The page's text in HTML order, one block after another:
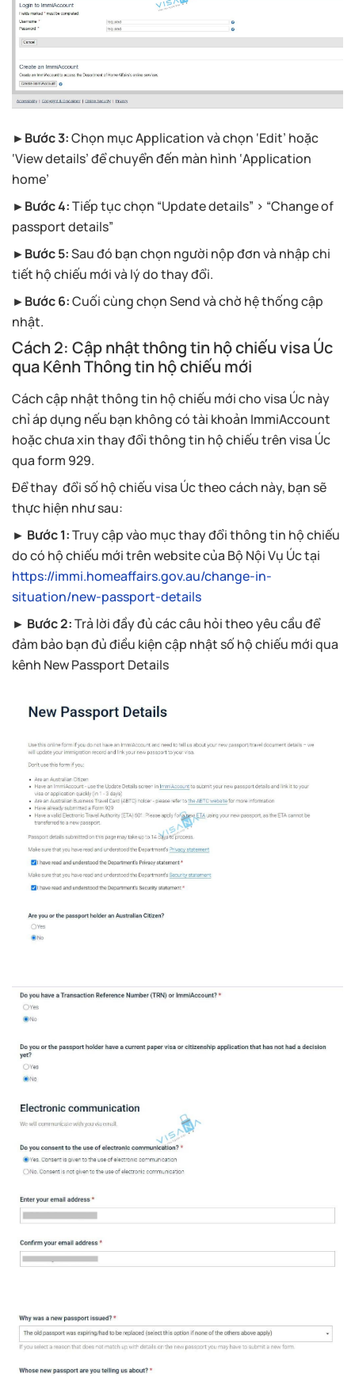
►Bước 3:Chọn mục Application và chọn ‘Edit’ hoặc
‘View details’ để chuyển đến màn hình ‘Application
home’
►Bước 4:Tiếp tục chọn “Update details” > “Change of
passport details”
►Bước 5:Sau đó bạn chọn người nộp đơn và nhập chi
tiết hộ chiếu mới và lý do thay đổi.
►Bước 6:Cuối cùng chọn Send và chờ hệ thống cập
nhật.
Cách 2: Cập nhật thông tin hộ chiếu visa Úc
qua Kênh Thông tin hộ chiếu mới
Cách cập nhật thông tin hộ chiếu mới cho visa Úc này
chỉ áp dụng nếu bạn không có tài khoản ImmiAccount
hoặc chưa xin thay đổi thông tin hộ chiếu trên visa Úc
qua form 929.
Để thay đổi số hộ chiếu visa Úc theo cách này, bạn sẽ
thực hiện như sau:
► Bước 1:Truy cập vào mục thay đổi thông tin hộ chiếu
do có hộ chiếu mới trên website của Bộ Nội Vụ Úc tại
https://immi.homeaffairs.gov.au/change-in-
situation/new-passport-details
► Bước 2:Trả lời đầy đủ các câu hỏi theo yêu cầu để
đảm bảo bạn đủ điều kiện cập nhật số hộ chiếu mới qua
kênh New Passport Details